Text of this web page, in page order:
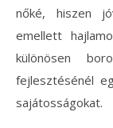
nőké, hiszen
emellett
különösen
fejlesztésénél
sajátosságokat.